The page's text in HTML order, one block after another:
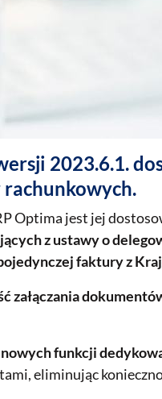
2023.6.1.
Optima jest jej
z ustawy o
faktury z
załączania
nowych funkcji
eliminując